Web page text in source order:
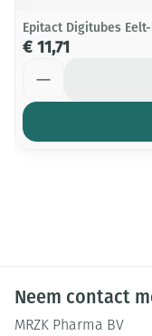
Epitact Digitubes
€ 11,71
Neem contact
MRZK Pharma BV